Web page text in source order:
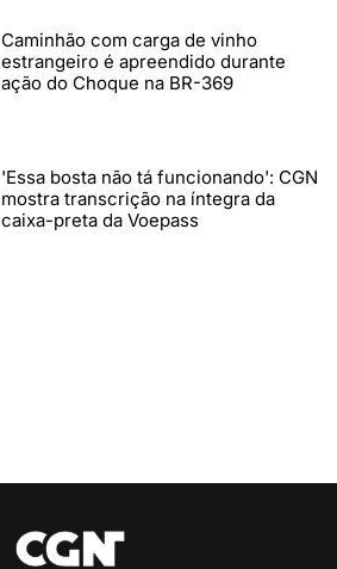
Caminhão com carga de vinho
estrangeiro é apreendido durante
ação do Choque na BR-369
'Essa bosta não tá funcionando': CGN
mostra transcrição na íntegra da
caixa-preta da Voepass